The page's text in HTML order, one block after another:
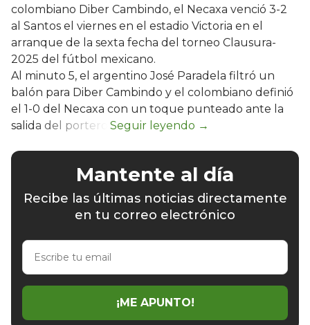
colombiano Diber Cambindo, el Necaxa venció 3-2
al Santos el viernes en el estadio Victoria en el
arranque de la sexta fecha del torneo Clausura-
2025 del fútbol mexicano.
Al minuto 5, el argentino José Paradela filtró un
balón para Diber Cambindo y el colombiano definió
el 1-0 del Necaxa con un toque punteado ante la
salida del portero.
Mantente al día
Recibe las últimas noticias directamente
en tu correo electrónico
Escribe
email
¡ME APUNTO!